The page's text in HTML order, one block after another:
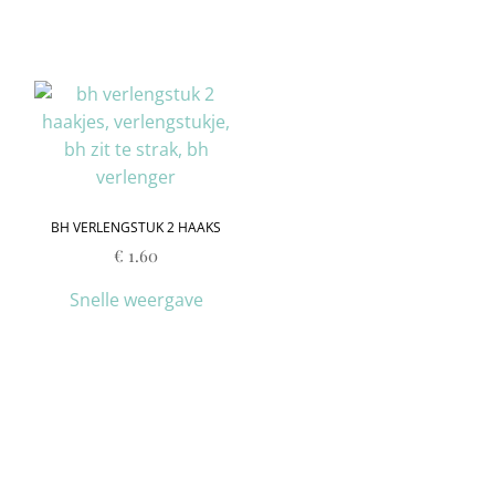
BH VERLENGSTUK 2 HAAKS
€ 1.60
Snelle weergave